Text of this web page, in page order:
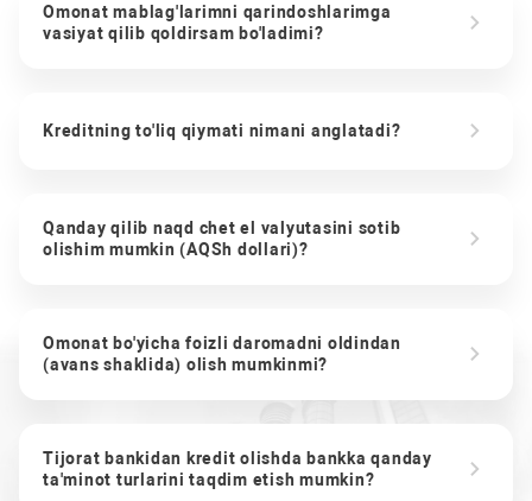
Omonat mablag'larimni qarindoshlarimga
vasiyat qilib qoldirsam bo'ladimi?
Kreditning to'liq qiymati nimani anglatadi?
Qanday qilib naqd chet el valyutasini sotib
olishim mumkin (AQSh dollari)?
Omonat bo'yicha foizli daromadni oldindan
(avans shaklida) olish mumkinmi?
Tijorat bankidan kredit olishda bankka qanday
ta'minot turlarini taqdim etish mumkin?